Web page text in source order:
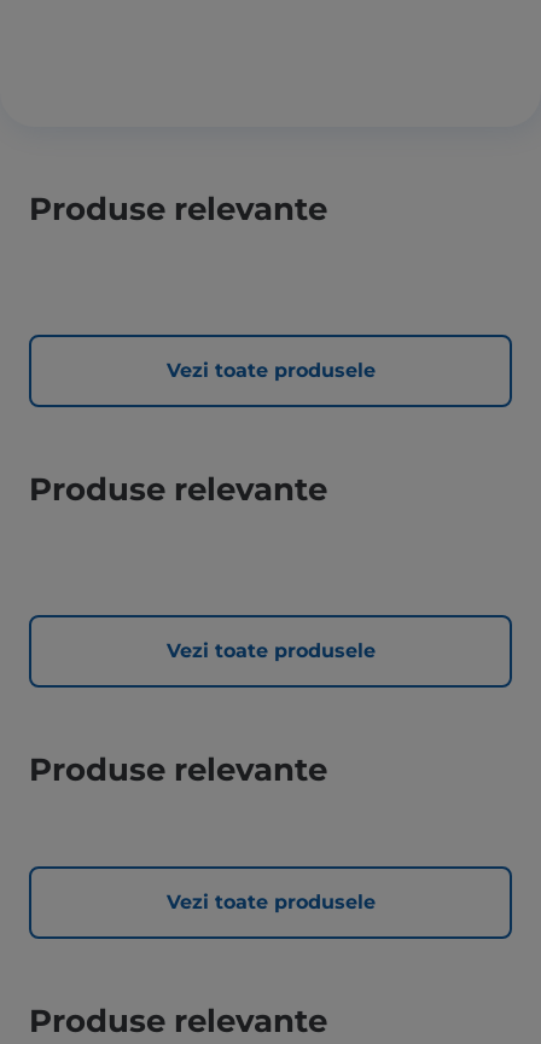
Produse relevante
Vezi toate produsele
Produse relevante
Vezi toate produsele
Produse relevante
Vezi toate produsele
Produse relevante